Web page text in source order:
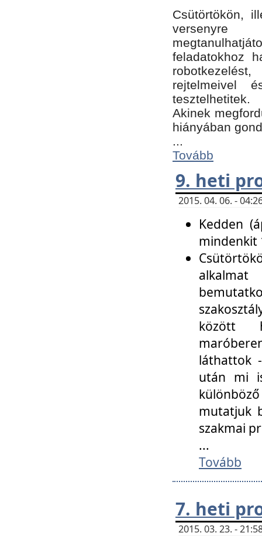
Csütörtökön,
versenyre
feladatokhoz
rejtelmeivel
tesztelhetitek.
Akinek
hiányában
...
Tovább
9. heti
2015. 04. 06. -
Kedden
mindenkit
között
láthattok
után mi
mutatjuk
szakmai
...
Tovább
7. heti
2015. 03. 23. -